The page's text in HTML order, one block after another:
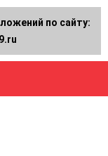
по сайту: